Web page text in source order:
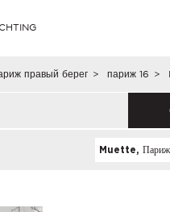
правый берег > париж 16 >
Muette, Париж